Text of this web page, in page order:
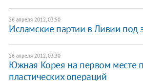
26 апреля 2012, 03:50
Исламские партии в Ливии под
26 апреля 2012, 03:30
Южная Корея на первом месте
пластических операций